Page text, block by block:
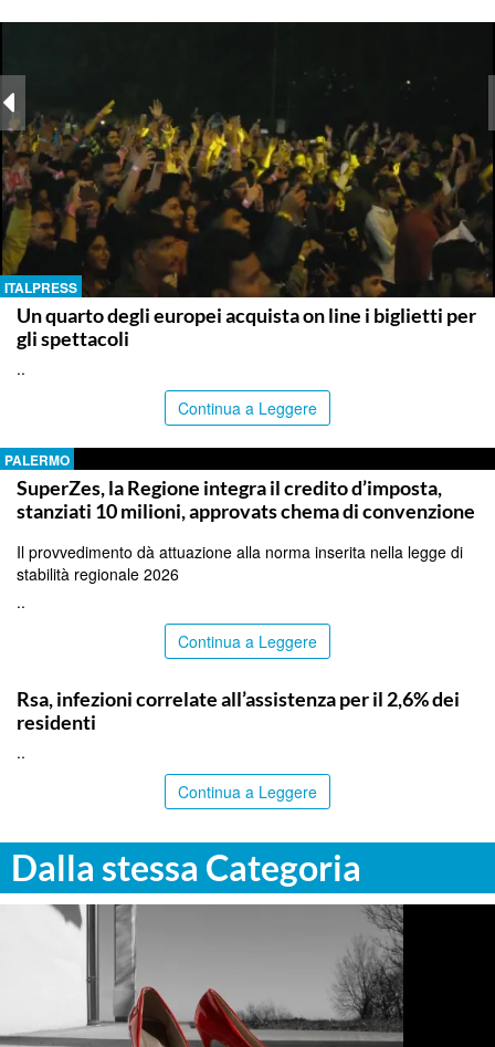
ITALPRESS
Un quarto degli europei acquista on line i biglietti per
gli spettacoli
..
Continua a Leggere
PALERMO
SuperZes, la Regione integra il credito d’imposta,
stanziati 10 milioni, approvats chema di convenzione
Il provvedimento dà attuazione alla norma inserita nella legge di
stabilità regionale 2026
..
Continua a Leggere
Rsa, infezioni correlate all’assistenza per il 2,6% dei
residenti
..
Continua a Leggere
Dalla stessa Categoria